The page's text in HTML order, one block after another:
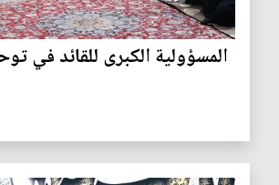
المسؤولية الكبرى للقائد في